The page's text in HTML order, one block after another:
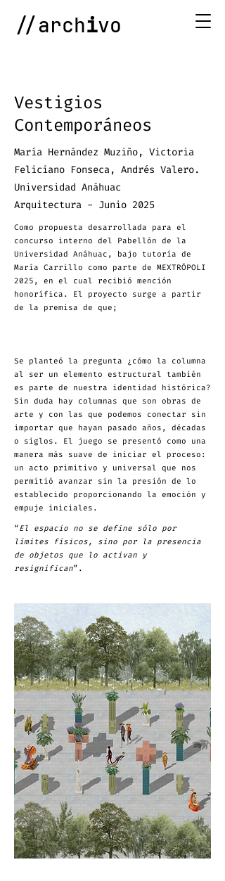
//archivo
Vestigios
Contemporáneos
María Hernández Muziño, Victoria
Feliciano Fonseca, Andrés Valero.
Universidad Anáhuac
Arquitectura - Junio 2025
Como propuesta desarrollada para el
concurso interno del Pabellón de la
Universidad Anáhuac, bajo tutoría de
María Carrillo como parte de MEXTRÓPOLI
2025, en el cual recibió mención
honorífica. El proyecto surge a partir
de la premisa de que;
Se planteó la pregunta ¿cómo la columna
al ser un elemento estructural también
es parte de nuestra identidad histórica?
Sin duda hay columnas que son obras de
arte y con las que podemos conectar sin
importar que hayan pasado años, décadas
o siglos. El juego se presentó como una
manera más suave de iniciar el proceso:
un acto primitivo y universal que nos
permitió avanzar sin la presión de lo
establecido proporcionando la emoción y
empuje iniciales.
“El espacio no se define sólo por
límites físicos, sino por la presencia
de objetos que lo activan y
resignifican”.